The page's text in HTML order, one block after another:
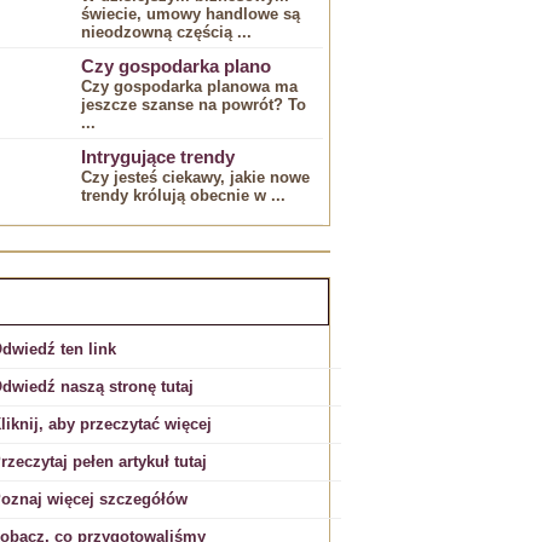
świecie, umowy handlowe‌ są
nieodzowną częścią ...
Czy gospodarka plano
Czy gospodarka planowa ma
jeszcze ‌szanse na powrót? To
...
Intrygujące trendy
Czy jesteś ciekawy, jakie nowe
trendy ⁣królują ​obecnie w ...
ten link
naszą stronę tutaj
aby przeczytać więcej
pełen artykuł tutaj
więcej szczegółów
co przygotowaliśmy